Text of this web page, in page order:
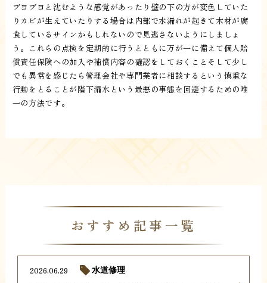
ブヨブヨと沈むような感覚があったり壁の下の方が変色していた
りカビが生えていたりする場合は内部で水漏れが起きて木材が腐
食しているサインかもしれないので見逃さないようにしましょ
う。これらの点検を定期的に行うとともに万が一に備えて個人賠
償責任保険への加入や補償内容の確認をしておくことそして少し
でも異常を感じたら管理会社や専門業者に相談するという慎重な
行動をとることが階下漏水という最悪の事態を回避するための唯
一の方法です。
おすすめ記事一覧
2026.06.29 水道修理